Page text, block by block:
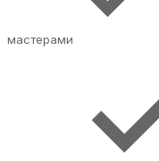
мастерами